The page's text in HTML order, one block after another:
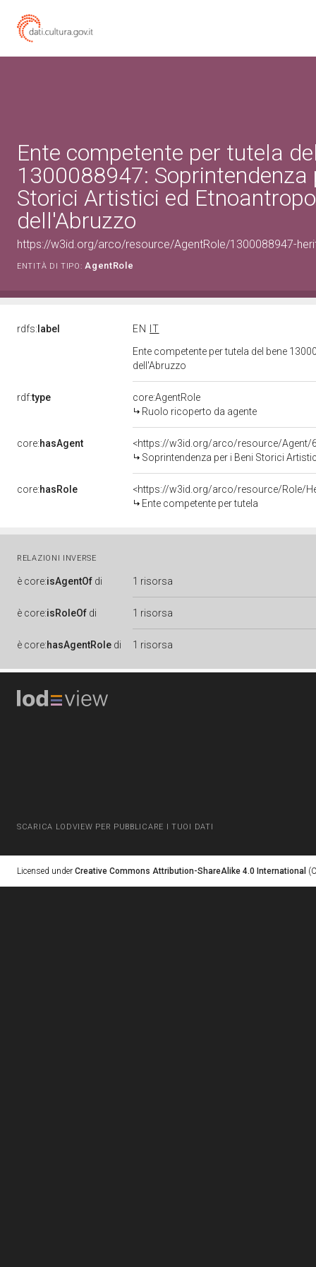
Ente competente per tutela
1300088947: Soprintendenza
Storici Artistici ed
dell'Abruzzo
https://w3id.org/arco/resource/AgentRole/1300088947-
ENTITÀ DI TIPO: AgentRole
rdfs: label EN
IT
Ente competente per tutela del bene
dell'Abruzzo
rdf:type
core:AgentRole
Ruolo ricoperto da agente
core:hasAgent
<https://w3id.org/arco/resource/Agent/
Soprintendenza per i Beni Storici
core:hasRole
<https://w3id.org/arco/resource/Role/
Ente competente per tutela
RELAZIONI INVERSE
è core:isAgentOf di 1 risorsa
è core:isRoleOf di 1 risorsa
è core:hasAgentRole di 1 risorsa
SCARICA LODVIEW PER PUBBLICARE I TUOI DATI
Licensed under Creative Commons Attribution-ShareAlike 4.0 International